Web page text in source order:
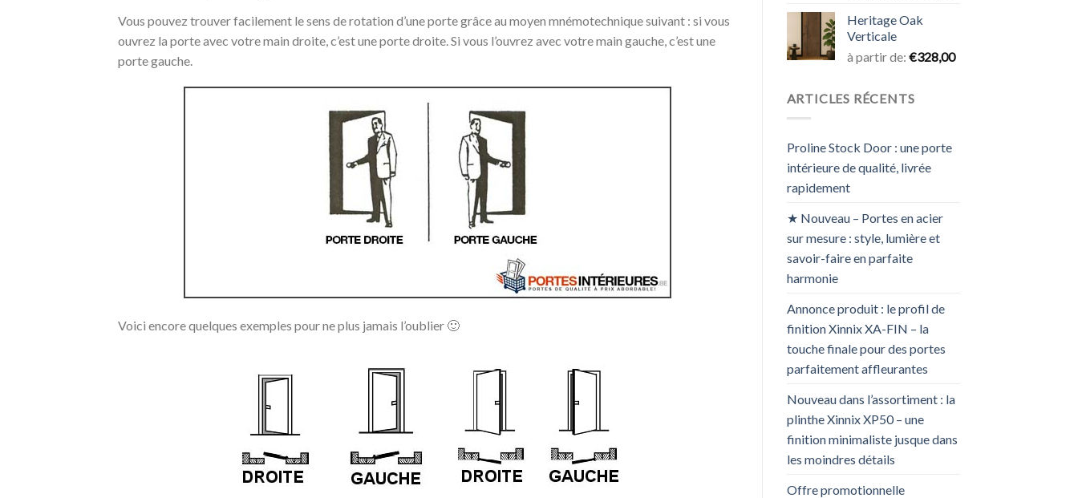
Vous pouvez trouver facilement le sens de rotation d’une porte grâce au moyen mnémotechnique suivant : si vous
ouvrez la porte avec votre main droite, c’est une porte droite. Si vous l’ouvrez avec votre main gauche, c’est une
porte gauche.
Voici encore quelques exemples pour ne plus jamais l’oublier 🙂
Heritage Oak
Verticale
à partir de: €328,00
ARTICLES RÉCENTS
Proline Stock Door : une porte
intérieure de qualité, livrée
rapidement
★ Nouveau – Portes en acier
sur mesure : style, lumière et
savoir-faire en parfaite
harmonie
Annonce produit : le profil de
finition Xinnix XA-FIN – la
touche finale pour des portes
parfaitement affleurantes
Nouveau dans l’assortiment : la
plinthe Xinnix XP50 – une
finition minimaliste jusque dans
les moindres détails
Offre promotionnelle